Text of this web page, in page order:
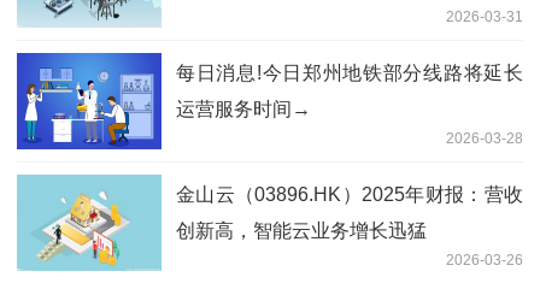
2026-03-31
每日消息!今日郑州地铁部分线路将延长
运营服务时间→
2026-03-28
金山云（03896.HK）2025年财报：营收
创新高，智能云业务增长迅猛
2026-03-26